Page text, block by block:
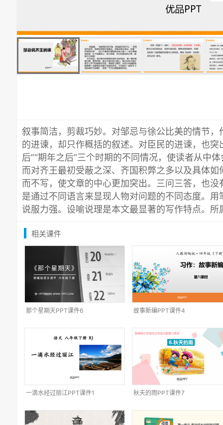
叙事简洁，剪裁巧妙。对邹忌与徐公比美的情节
的进谏，却只作概括的叙述。对臣民的进谏，也突
后”“期年之后”三个时期的不同情况，使读者从中
而对齐王最初受蔽之深、齐国积弊之多以及具体
而不写，使文章的中心更加突出。三问三答，也
是通过不同语言来显现人物对问题的不同态度。
说服力强。设喻说理是本文最显著的写作特点。所
相关课件
那个星期天PPT课件6 故事新编PPT课件4
一滴水经过丽江PPT课件1 秋天的雨PPT课件7